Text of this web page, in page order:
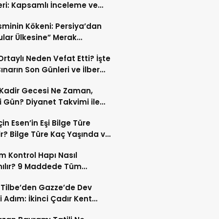
Kapsamlı İnceleme ve
Kökeni: Persiya’dan
Ülkesine” Merak
Neden Vefat Etti? İşte
Son Günleri ve İlber
Gecesi Ne Zaman,
Gün? Diyanet Takvimi ile
Esen’in Eşi Bilge Türe
Bilge Türe Kaç Yaşında ve
Kontrol Hapı Nasıl
9 Maddede Tüm
Tilbe’den Gazze’de Dev
Adım: İkinci Çadır Kent